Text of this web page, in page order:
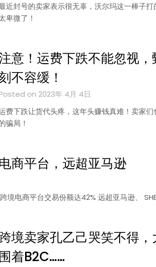
近封号的卖家表示很无辜，沃尔玛这一棒子打
卑微了！
意！运费下跌不能忽视，
不容缓！
on 2023年 4月 4日
费下跌让货代头疼，这年头赚钱真难！卖家们
骗局！
商平台，远超亚马逊
电商平台交易份额达42% 远超亚马逊、
境卖家孔乙己哭笑不得
围着B2C……